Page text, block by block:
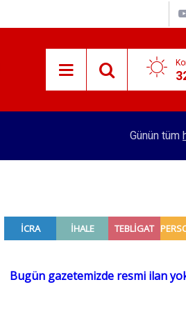
7 ayda kaç yolcu
Günün tüm